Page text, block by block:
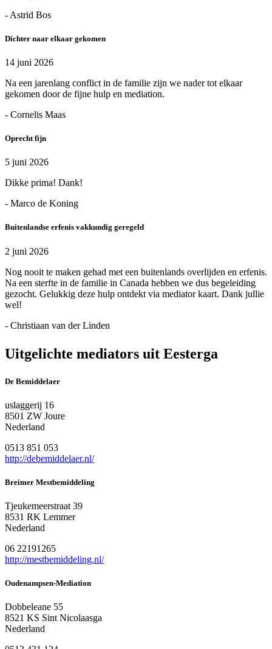
- Astrid Bos
Dichter naar elkaar gekomen
14 juni 2026
Na een jarenlang conflict in de familie zijn we nader tot elkaar
gekomen door de fijne hulp en mediation.
- Cornelis Maas
Oprecht fijn
5 juni 2026
Dikke prima! Dank!
- Marco de Koning
Buitenlandse erfenis vakkundig geregeld
2 juni 2026
Nog nooit te maken gehad met een buitenlands overlijden en erfenis.
Na een sterfte in de familie in Canada hebben we dus begeleiding
gezocht. Gelukkig deze hulp ontdekt via mediator kaart. Dank jullie
wel!
- Christiaan van der Linden
Uitgelichte mediators uit Eesterga
De Bemiddelaer
uslaggerij 16
8501 ZW Joure
Nederland
0513 851 053
http://debemiddelaer.nl/
Breimer Mestbemiddeling
Tjeukemeerstraat 39
8531 RK Lemmer
Nederland
06 22191265
http://mestbemiddeling.nl/
Oudenampsen-Mediation
Dobbeleane 55
8521 KS Sint Nicolaasga
Nederland